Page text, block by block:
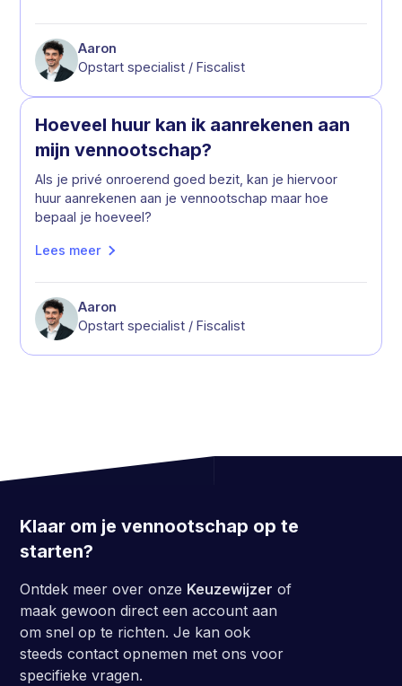
Aaron
Opstart specialist / Fiscalist
Hoeveel huur kan ik aanrekenen aan
mijn vennootschap?
Als je privé onroerend goed bezit, kan je hiervoor
huur aanrekenen aan je vennootschap maar hoe
bepaal je hoeveel?
Lees meer
Aaron
Opstart specialist / Fiscalist
Klaar om je vennootschap op te
starten?
Ontdek meer over onze Keuzewijzer of
maak gewoon direct een account aan
om snel op te richten. Je kan ook
steeds contact opnemen met ons voor
specifieke vragen.